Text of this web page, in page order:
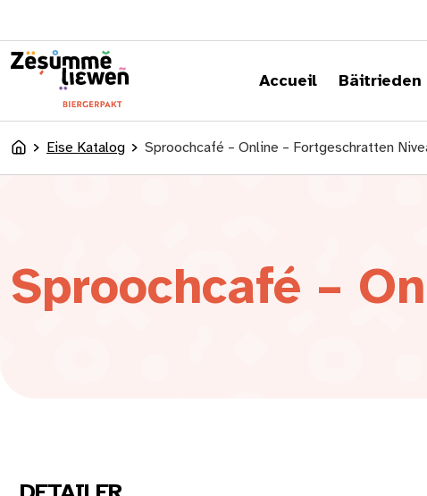
Accueil Bäitrieden
AccueilEise Katalog Sproochcafé – Online – Fortgeschratten
Sproochcafé –